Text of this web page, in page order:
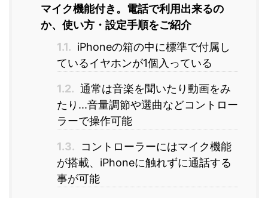
マイク機能付き。電話で利用出来るの
か、使い方・設定手順をご紹介
1.1. iPhoneの箱の中に標準で付属し
ているイヤホンが1個入っている
1.2. 通常は音楽を聞いたり動画をみ
たり...音量調節や選曲などコントロー
ラーで操作可能
1.3.
コントローラーにはマイク機能
が搭載、iPhoneに触れずに通話する
事が可能